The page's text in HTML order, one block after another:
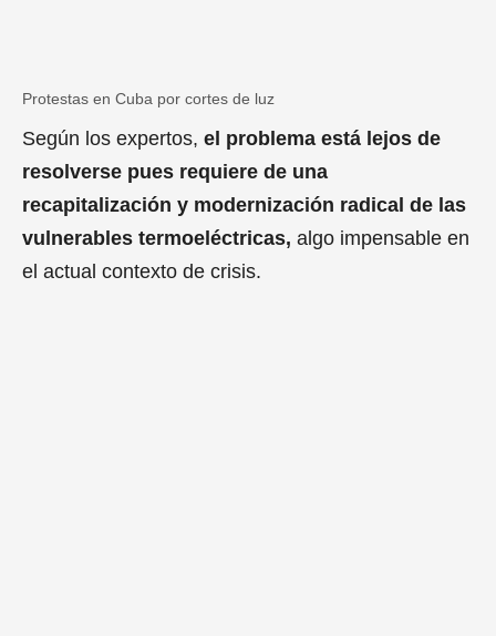
Protestas en Cuba por cortes de luz
Protestas en Cuba por cortes de luz
Según los expertos, el problema está lejos de
resolverse pues requiere de una
recapitalización y modernización radical de las
vulnerables termoeléctricas, algo impensable en
el actual contexto de crisis.